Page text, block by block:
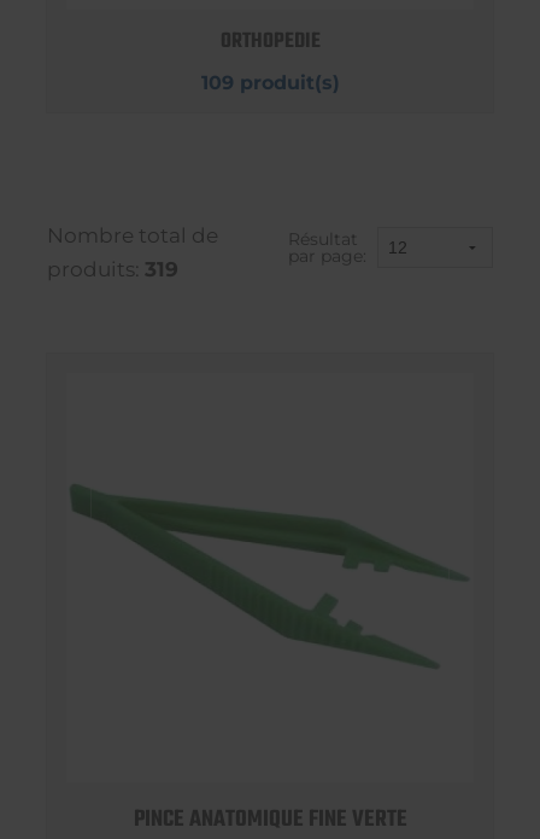
ORTHOPEDIE
109 produit(s)
Nombre total de
produits: 319
Résultat
par page:
PINCE ANATOMIQUE FINE VERTE